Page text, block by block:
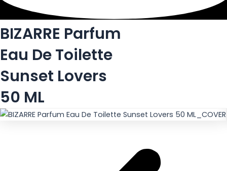
BIZARRE Parfum
Eau De Toilette
Sunset Lovers
50 ML